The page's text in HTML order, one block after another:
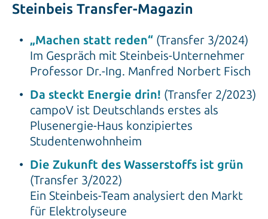
Steinbeis Transfer-Magazin
„Machen statt reden“ (Transfer 3/2024)
Im Gespräch mit Steinbeis-Unternehmer
Professor Dr.-Ing. Manfred Norbert Fisch
Da steckt Energie drin! (Transfer 2/2023)
campoV ist Deutschlands erstes als
Plusenergie-Haus konzipiertes
Studentenwohnheim
Die Zukunft des Wasserstoffs ist grün
(Transfer 3/2022)
Ein Steinbeis-Team analysiert den Markt
für Elektrolyseure